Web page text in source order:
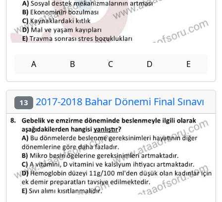
A B C D E
13 2017-2018 Bahar Dönemi Final Sınavı